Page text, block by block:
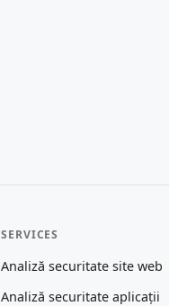
SERVICES
Analiză securitate site web
Analiză securitate aplicații